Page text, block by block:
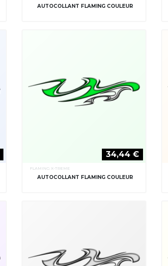
AUTOCOLLANT FLAMING COULEUR
34,44 €
FLAMING X-TREME
AUTOCOLLANT FLAMING COULEUR